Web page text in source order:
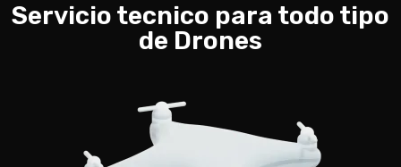
Servicio tecnico para todo tipo
de Drones